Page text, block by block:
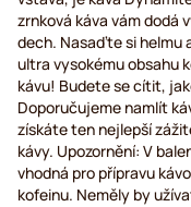
zrnková káva vám dodá
dech. Nasaďte si helmu
ultra vysokému obsahu
kávu! Budete se cítit,
Doporučujeme namlít
získáte ten nejlepší
kávy. Upozornění: V
vhodná pro přípravu
kofeinu. Neměly by